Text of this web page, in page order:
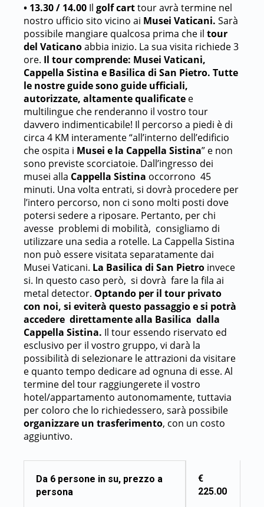
• 13.30 / 14.00 Il golf carttour avrà termine nel
nostro ufficio sito vicino ai Musei Vaticani. Sarà
possibile mangiare qualcosa prima che il tour
del Vaticanoabbia inizio. La sua visita richiede 3
ore. Il tour comprende: Musei Vaticani,
Cappella Sistina e Basilica di San Pietro. Tutte
le nostre guide sono guide ufficiali,
autorizzate, altamente qualificate e
multilingue che renderanno il vostro tour
davvero indimenticabile! Il percorso a piedi è di
circa 4 KM interamente “all’interno dell’edificio
che ospita i Musei e la Cappella Sistina” e non
sono previste scorciatoie. Dall’ingresso dei
musei alla Cappella Sistina occorrono 45
minuti. Una volta entrati, si dovrà procedere per
l’intero percorso, non ci sono molti posti dove
potersi sedere a riposare. Pertanto, per chi
avesse problemi di mobilità, consigliamo di
utilizzare una sedia a rotelle. La Cappella Sistina
non può essere visitata separatamente dai
Musei Vaticani. La Basilica di San Pietro invece
si. In questo caso però, si dovrà fare la fila ai
metal detector. Optando per il tour privato
con noi, si eviterà questo passaggio e si potrà
accedere direttamente alla Basilica dalla
Cappella Sistina. Il tour essendo riservato ed
esclusivo per il vostro gruppo, vi darà la
possibilità di selezionare le attrazioni da visitare
e quanto tempo dedicare ad ognuna di esse. Al
termine del tour raggiungerete il vostro
hotel/appartamento autonomamente, tuttavia
per coloro che lo richiedessero, sarà possibile
organizzare un trasferimento, con un costo
aggiuntivo.
Da 6 persone in su, prezzo a
persona
€
225.00